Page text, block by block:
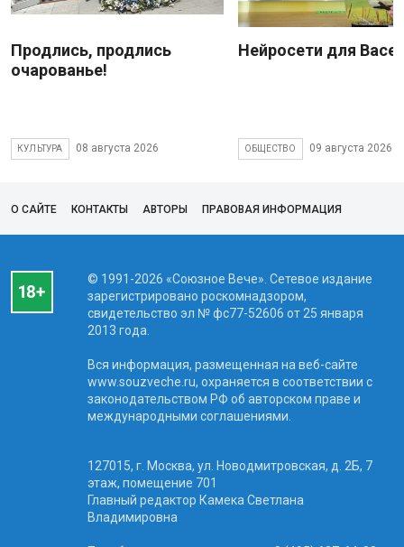
Продлись, продлись
очарованье!
КУЛЬТУРА 08 августа 2026
Нейросети для
ОБЩЕСТВО 09 августа 2026
О САЙТЕ КОНТАКТЫ АВТОРЫ ПРАВОВАЯ ИНФОРМАЦИЯ
© 1991-2026 «Союзное Вече». Сетевое издание
зарегистрировано роскомнадзором,
свидетельство эл № фc77-52606 от 25 января
2013 года.
Вся информация, размещенная на веб-сайте
www.souzveche.ru, охраняется в соответствии с
законодательством РФ об авторском праве и
международными соглашениями.
127015, г. Москва, ул. Новодмитровская, д. 2Б, 7
этаж, помещение 701
Главный редактор Камека Светлана
Владимировна